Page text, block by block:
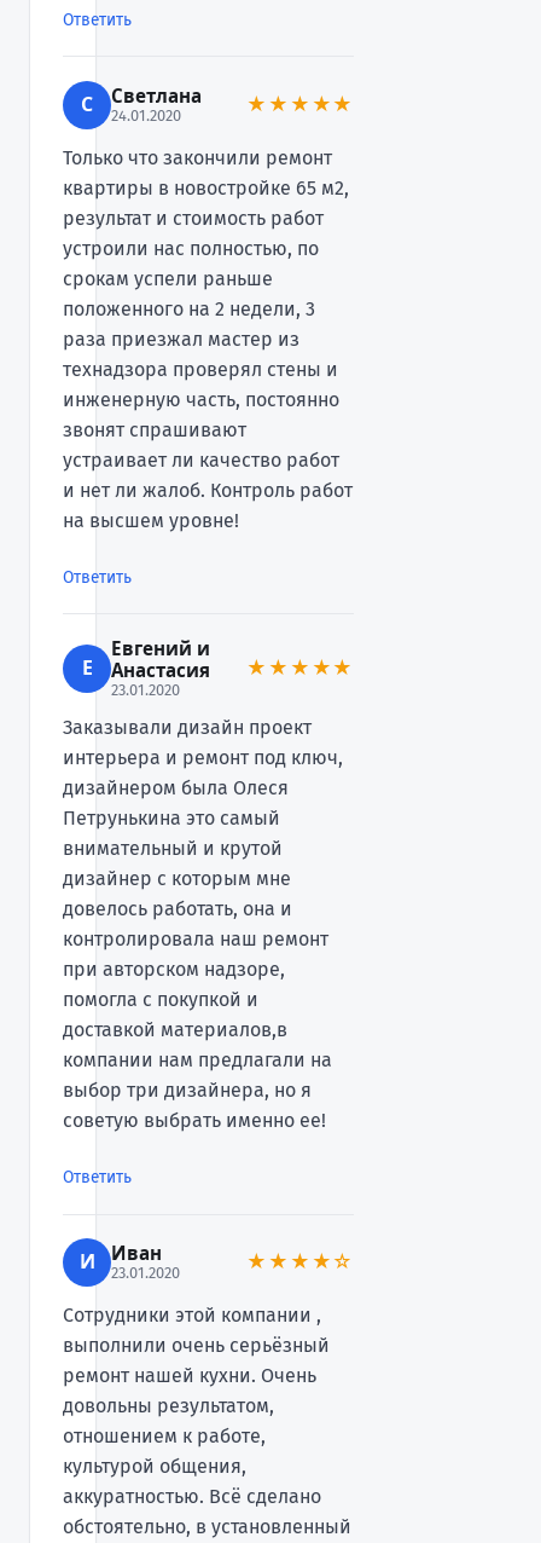
Ответить
С Светлана
24.01.2020 ★★★★★
Только что закончили ремонт
квартиры в новостройке 65 м2,
результат и стоимость работ
устроили нас полностью, по
срокам успели раньше
положенного на 2 недели, 3
раза приезжал мастер из
технадзора проверял стены и
инженерную часть, постоянно
звонят спрашивают
устраивает ли качество работ
и нет ли жалоб. Контроль работ
на высшем уровне!
Ответить
Е
Евгений и
Анастасия
23.01.2020
★★★★★
Заказывали дизайн проект
интерьера и ремонт под ключ,
дизайнером была Олеся
Петрунькина это самый
внимательный и крутой
дизайнер с которым мне
довелось работать, она и
контролировала наш ремонт
при авторском надзоре,
помогла с покупкой и
доставкой материалов,в
компании нам предлагали на
выбор три дизайнера, но я
советую выбрать именно ее!
Ответить
И Иван
23.01.2020 ★★★★☆
Сотрудники этой компании ,
выполнили очень серьёзный
ремонт нашей кухни. Очень
довольны результатом,
отношением к работе,
культурой общения,
аккуратностью. Всё сделано
обстоятельно, в установленный